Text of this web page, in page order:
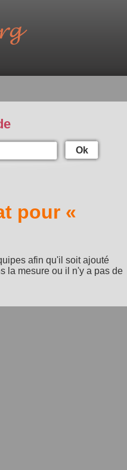
Ok
pour «
afin qu'il soit ajouté
la mesure ou il n'y a pas de